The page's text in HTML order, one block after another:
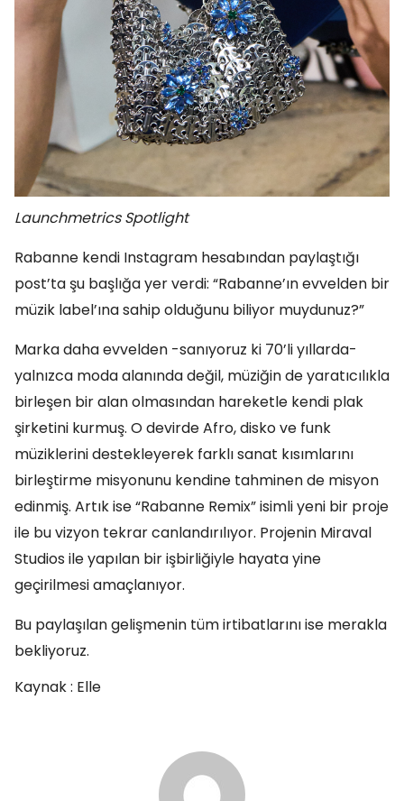
Launchmetrics Spotlight
Rabanne kendi Instagram hesabından paylaştığı
post’ta şu başlığa yer verdi: “Rabanne’ın evvelden bir
müzik label’ına sahip olduğunu biliyor muydunuz?”
Marka daha evvelden -sanıyoruz ki 70’li yıllarda-
yalnızca moda alanında değil, müziğin de yaratıcılıkla
birleşen bir alan olmasından hareketle kendi plak
şirketini kurmuş. O devirde Afro, disko ve funk
müziklerini destekleyerek farklı sanat kısımlarını
birleştirme misyonunu kendine tahminen de misyon
edinmiş. Artık ise “Rabanne Remix” isimli yeni bir proje
ile bu vizyon tekrar canlandırılıyor. Projenin Miraval
Studios ile yapılan bir işbirliğiyle hayata yine
geçirilmesi amaçlanıyor.
Bu paylaşılan gelişmenin tüm irtibatlarını ise merakla
bekliyoruz.
Kaynak : Elle